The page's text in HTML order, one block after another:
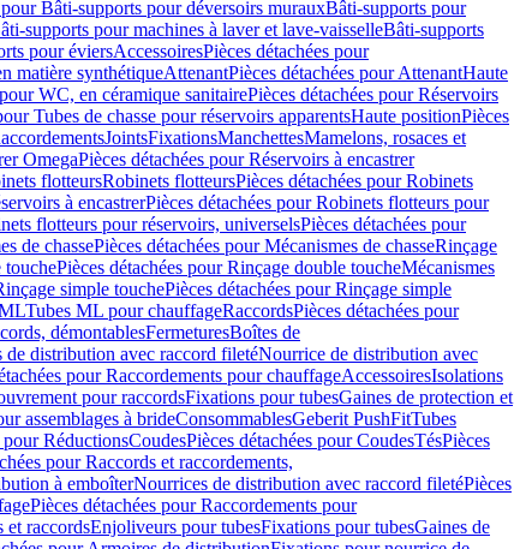
pour Bâti-supports pour déversoirs murauxBâti-supports pour
supports pour machines à laver et lave-vaisselleBâti-supports
pour éviersAccessoiresPièces détachées pour
matière synthétiqueAttenantPièces détachées pour AttenantHaute
WC, en céramique sanitairePièces détachées pour Réservoirs
Tubes de chasse pour réservoirs apparentsHaute positionPièces
JointsFixationsManchettesMamelons, rosaces et
OmegaPièces détachées pour Réservoirs à encastrer
flotteursRobinets flotteursPièces détachées pour Robinets
à encastrerPièces détachées pour Robinets flotteurs pour
flotteurs pour réservoirs, universelsPièces détachées pour
de chassePièces détachées pour Mécanismes de chasseRinçage
touchePièces détachées pour Rinçage double toucheMécanismes
simple touchePièces détachées pour Rinçage simple
Tubes ML pour chauffageRaccordsPièces détachées pour
démontablesFermeturesBoîtes de
de distribution avec raccord filetéNourrice de distribution avec
pour Raccordements pour chauffageAccessoiresIsolations
pour raccordsFixations pour tubesGaines de protection et
assemblages à brideConsommablesGeberit PushFitTubes
pour RéductionsCoudesPièces détachées pour CoudesTésPièces
pour Raccords et raccordements,
à emboîterNourrices de distribution avec raccord filetéPièces
Pièces détachées pour Raccordements pour
et raccordsEnjoliveurs pour tubesFixations pour tubesGaines de